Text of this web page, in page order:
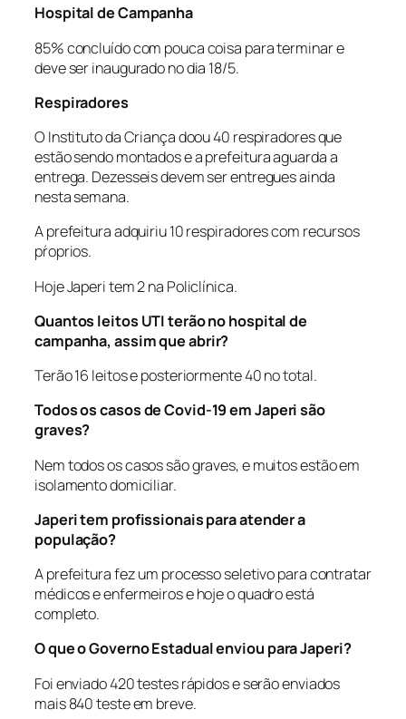
Hospital de Campanha
85% concluído com pouca coisa para terminar e
deve ser inaugurado no dia 18/5.
Respiradores
O Instituto da Criança doou 40 respiradores que
estão sendo montados e a prefeitura aguarda a
entrega. Dezesseis devem ser entregues ainda
nesta semana.
A prefeitura adquiriu 10 respiradores com recursos
pŕoprios.
Hoje Japeri tem 2 na Policlínica.
Quantos leitos UTI terão no hospital de
campanha, assim que abrir?
Terão 16 leitos e posteriormente 40 no total.
Todos os casos de Covid-19 em Japeri são
graves?
Nem todos os casos são graves, e muitos estão em
isolamento domiciliar.
Japeri tem profissionais para atender a
população?
A prefeitura fez um processo seletivo para contratar
médicos e enfermeiros e hoje o quadro está
completo.
O que o Governo Estadual enviou para Japeri?
Foi enviado 420 testes rápidos e serão enviados
mais 840 teste em breve.